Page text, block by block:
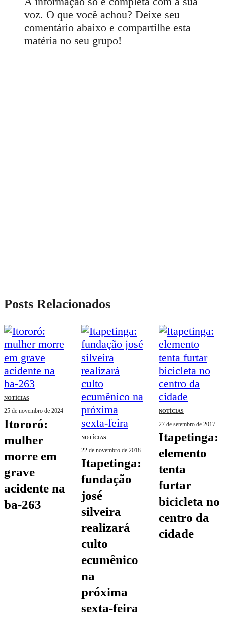
voz. O que você achou? Deixe seu
comentário abaixo e compartilhe esta
matéria no seu grupo!
Posts Relacionados
NOTÍCIAS
25 de novembro de 2024
itororó:
mulher
morre em
grave
acidente na
ba-263
NOTÍCIAS
22 de novembro de 2018
itapetinga:
fundação
josé
silveira
realizará
culto
ecumênico
na
próxima
sexta-feira
NOTÍCIAS
27 de setembro de 2017
itapetinga:
elemento
tenta
furtar
bicicleta no
centro da
cidade